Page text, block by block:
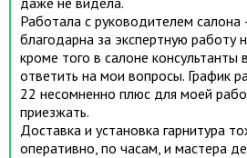
Работала с руководителем салона
благодарна за экспертную работу
кроме того в салоне консультанты
ответить на мои вопросы. График
22 несомненно плюс для моей
приезжать.
Доставка и установка гарнитура
оперативно, по часам, и мастера